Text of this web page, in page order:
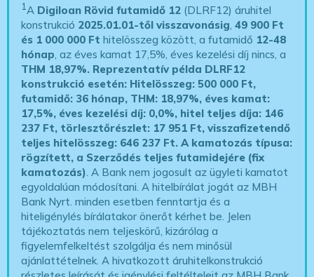
1A Digiloan Rövid futamidő 12 (DLRF12) áruhitel
konstrukció 2025.01.01-től visszavonásig,49 900 Ft
és 1 000 000 Ft hitelösszeg között, a futamidő 12-48
hónap, az éves kamat 17,5%, éves kezelési díj nincs, a
THM 18,97%. Reprezentatív példa DLRF12
konstrukció esetén: Hitelösszeg: 500 000 Ft,
futamidő: 36 hónap, THM: 18,97%, éves kamat:
17,5%, éves kezelési díj: 0,0%, hitel teljes díja: 146
237 Ft, törlesztőrészlet: 17 951 Ft, visszafizetendő
teljes hitelösszeg: 646 237 Ft.A kamatozás típusa:
rögzített, a Szerződés teljes futamidejére (fix
kamatozás). A Bank nem jogosult az ügyleti kamatot
egyoldalúan módosítani. A hitelbírálat jogát az MBH
Bank Nyrt. minden esetben fenntartja és a
hiteligénylés bírálatakor önerőt kérhet be. Jelen
tájékoztatás nem teljeskörű, kizárólag a
figyelemfelkeltést szolgálja és nem minősül
ajánlattételnek. A hivatkozott áruhitelkonstrukció